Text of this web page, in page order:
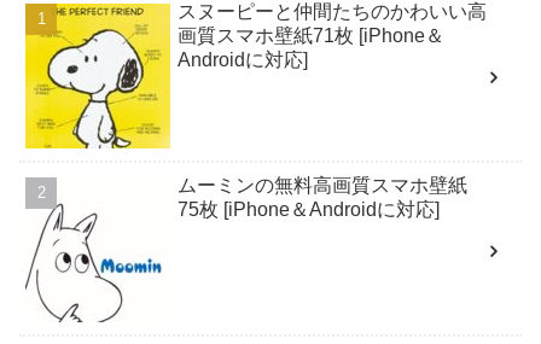
スヌーピーと仲間たちのかわいい高
画質スマホ壁紙71枚 [iPhone＆
Androidに対応]
ムーミンの無料高画質スマホ壁紙
75枚 [iPhone＆Androidに対応]